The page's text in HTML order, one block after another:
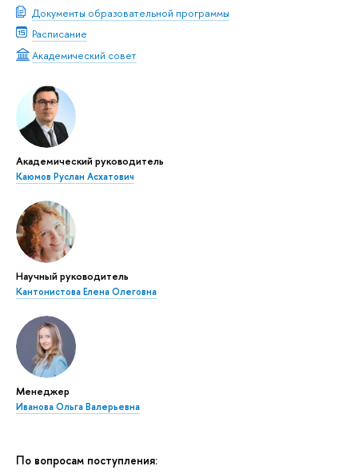
Документы образовательной программы
Расписание
Академический совет
Академический руководитель
Каюмов Руслан Асхатович
Научный руководитель
Кантонистова Елена Олеговна
Менеджер
Иванова Ольга Валерьевна
По вопросам поступления: